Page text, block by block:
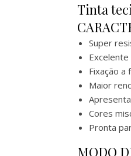
Tinta
Super
Fixação a
Maior
Cores
Pronta
MODO